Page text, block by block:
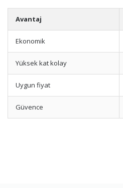
Avantaj
Ekonomik
Yüksek kat kolay
Uygun fiyat
Güvence